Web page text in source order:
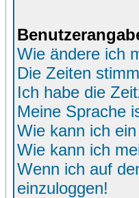
Wie ändere ich
Die Zeiten
Ich habe die
Meine Sprache
Wie kann ich
Wie kann ich
Wenn ich auf
einzuloggen!